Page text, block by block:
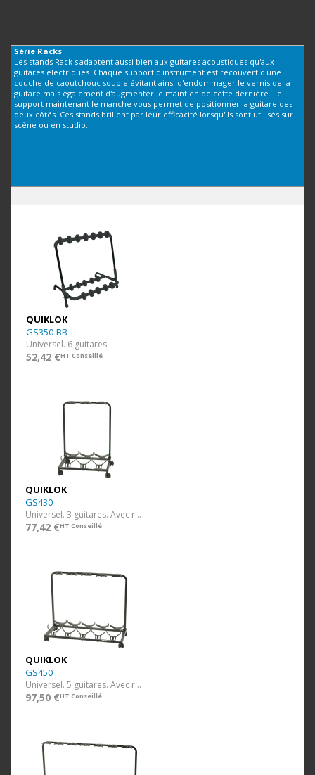
Série Racks
Les stands Rack s'adaptent aussi bien aux guitares acoustiques qu'aux
guitares électriques. Chaque support d'instrument est recouvert d'une
couche de caoutchouc souple évitant ainsi d'endommager le vernis de la
guitare mais également d'augmenter le maintien de cette dernière. Le
support maintenant le manche vous permet de positionner la guitare des
deux côtés. Ces stands brillent par leur efficacité lorsqu'ils sont utilisés sur
scène ou en studio.
QUIKLOK
GS350-BB
Universel. 6 guitares.
52,42 €HT Conseillé
QUIKLOK
GS430
Universel. 3 guitares. Avec roulettes.
77,42 €HT Conseillé
QUIKLOK
GS450
Universel. 5 guitares. Avec roulettes.
97,50 €HT Conseillé